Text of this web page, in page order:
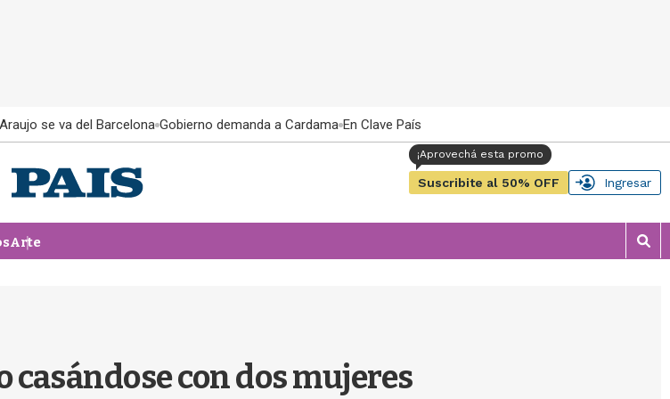
se va del Barcelona Gobierno demanda a Cardama En Clave País
Suscribite al 50% OFF Ingresar
Arte
M
o
con dos mujeres